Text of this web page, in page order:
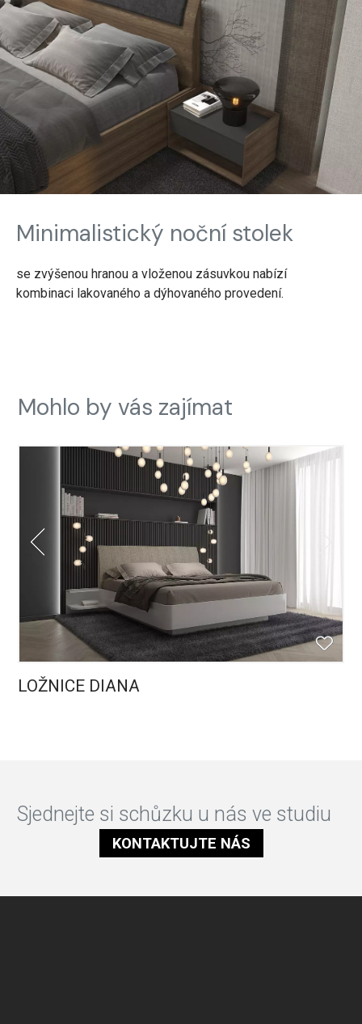
Minimalistický noční stolek
se zvýšenou hranou a vloženou zásuvkou nabízí
kombinaci lakovaného a dýhovaného provedení.
Mohlo by vás zajímat
LOŽNICE DIANA
Sjednejte si schůzku u nás ve studiu
KONTAKTUJTE NÁS